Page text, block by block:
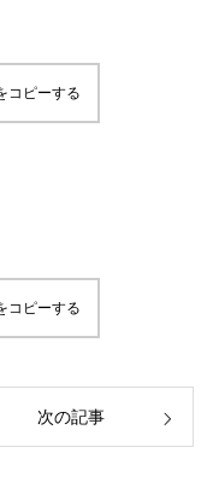
コピーする
コピーする
次の記事